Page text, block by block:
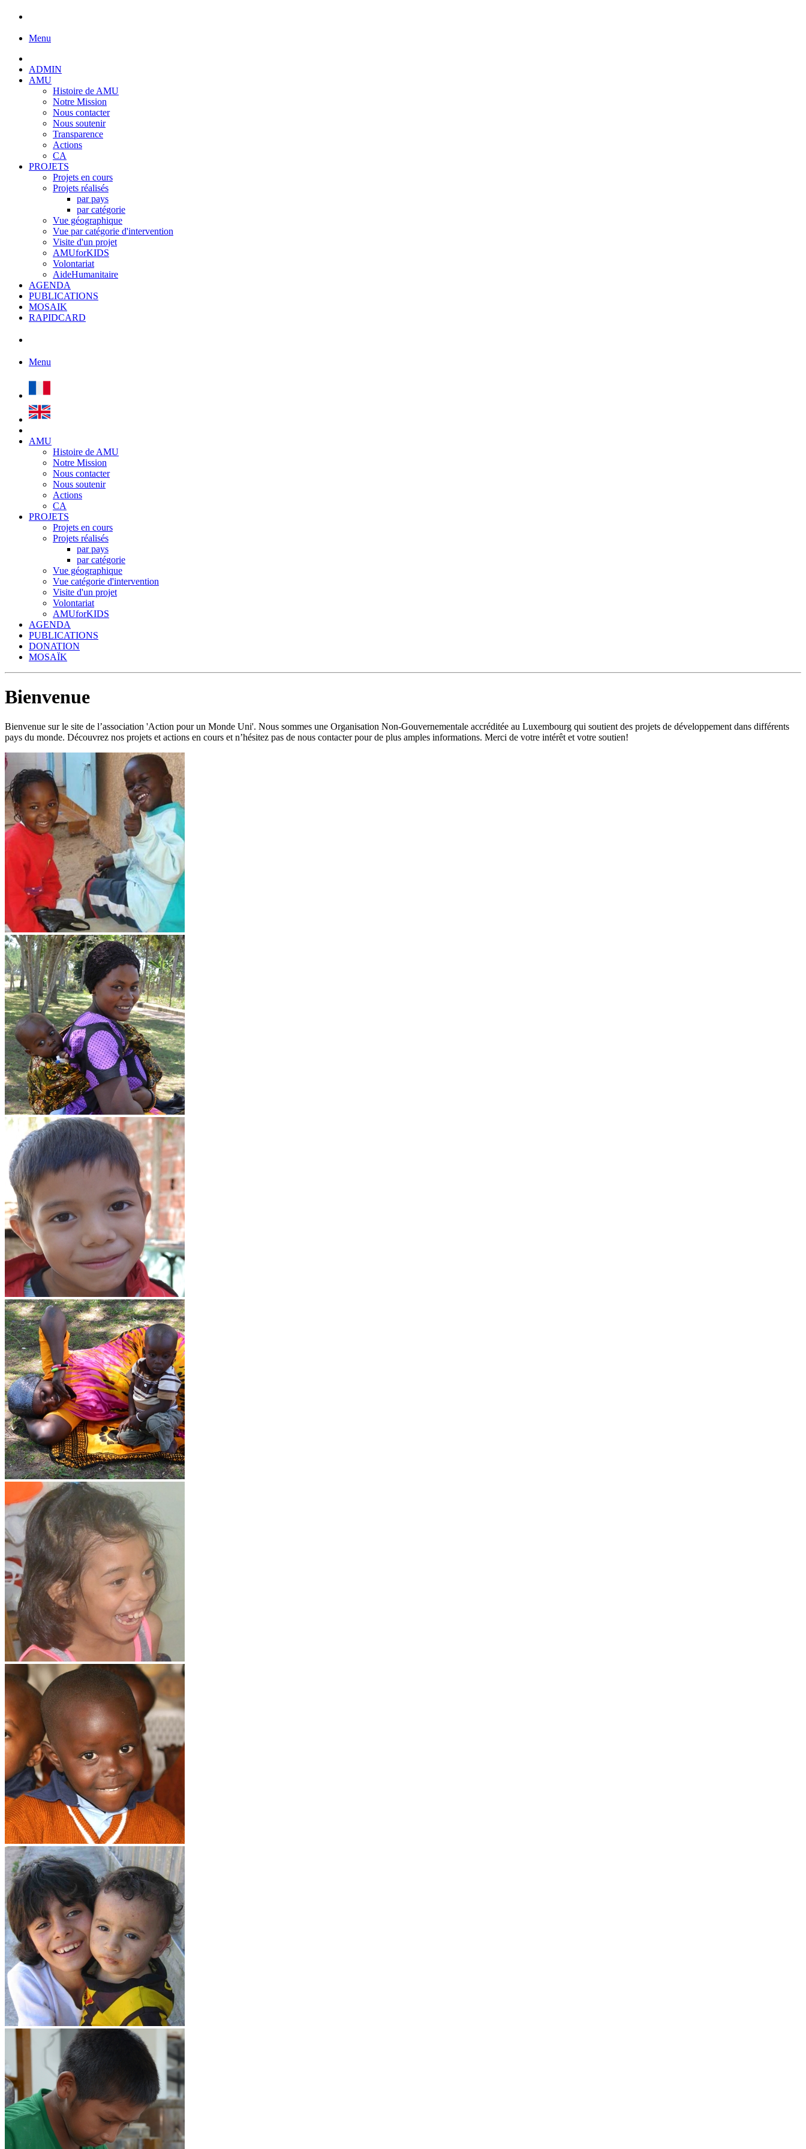
Menu
ADMIN
AMU
Histoire de AMU
Notre Mission
Nous contacter
Nous soutenir
Transparence
Actions
CA
PROJETS
Projets en cours
Projets réalisés
par pays
par catégorie
Vue géographique
Vue par catégorie d'intervention
Visite d'un projet
AMUforKIDS
Volontariat
AideHumanitaire
AGENDA
PUBLICATIONS
MOSAIK
RAPIDCARD
Menu
AMU
Histoire de AMU
Notre Mission
Nous contacter
Nous soutenir
Actions
CA
PROJETS
Projets en cours
Projets réalisés
par pays
par catégorie
Vue géographique
Vue catégorie d'intervention
Visite d'un projet
Volontariat
AMUforKIDS
AGENDA
PUBLICATIONS
DONATION
MOSAÏK
Bienvenue
Bienvenue sur le site de l’association 'Action pour un Monde Uni'. Nous sommes une Organisation Non-Gouvernementale accréditée au Luxembourg qui soutient des projets de développement dans différents
pays du monde. Découvrez nos projets et actions en cours et n’hésitez pas de nous contacter pour de plus amples informations. Merci de votre intérêt et votre soutien!